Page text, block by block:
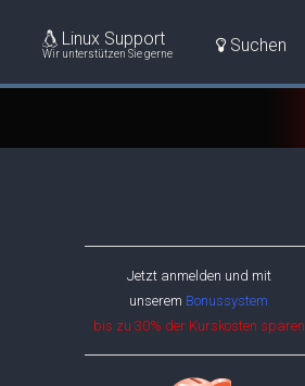
Linux Support
Wir unterstützen Sie gerne Suchen
Jetzt anmelden und mit
unserem Bonussystem
bis zu 30% der Kurskosten sparen